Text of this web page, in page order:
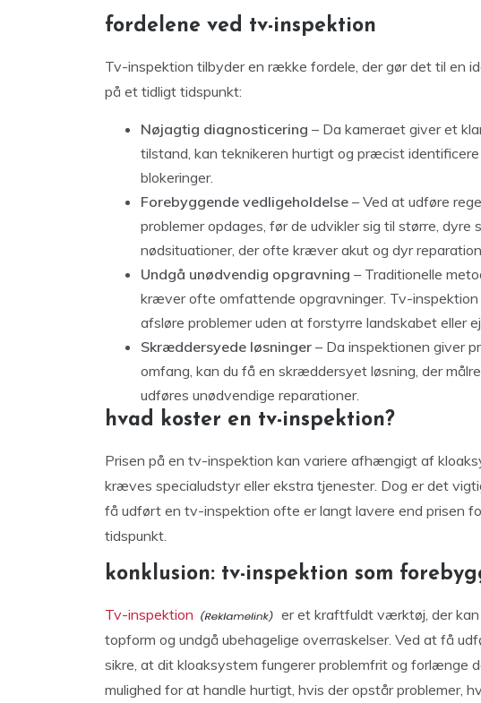
fordelene ved tv-inspektion
Tv-inspektion tilbyder en række fordele, der gør det til en
på et tidligt tidspunkt:
Nøjagtig diagnosticering – Da kameraet giver et
tilstand, kan teknikeren hurtigt og præcist identificere
blokeringer.
Forebyggende vedligeholdelse – Ved at udføre
problemer opdages, før de udvikler sig til større,
nødsituationer, der ofte kræver akut og dyr
Undgå unødvendig opgravning – Traditionelle
kræver ofte omfattende opgravninger. Tv-
afsløre problemer uden at forstyrre landskabet eller
Skræddersyede løsninger – Da inspektionen giver
omfang, kan du få en skræddersyet løsning, der
udføres unødvendige reparationer.
hvad koster en tv-inspektion?
Prisen på en tv-inspektion kan variere afhængigt af
kræves specialudstyr eller ekstra tjenester. Dog er det
få udført en tv-inspektion ofte er langt lavere end prisen
tidspunkt.
konklusion: tv-inspektion som
Tv-inspektion
er et kraftfuldt værktøj, der
topform og undgå ubehagelige overraskelser. Ved at få
sikre, at dit kloaksystem fungerer problemfrit og forlænge
mulighed for at handle hurtigt, hvis der opstår problemer,